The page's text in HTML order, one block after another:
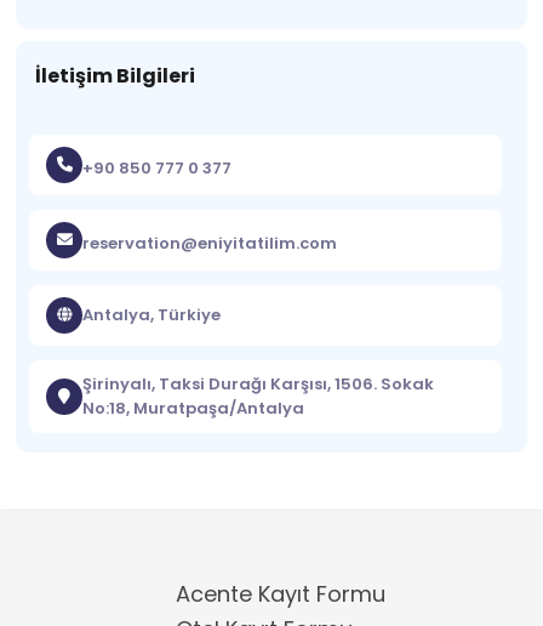
İletişim Bilgileri
+90 850 777 0 377
reservation@eniyitatilim.com
Antalya, Türkiye
Şirinyalı, Taksi Durağı Karşısı, 1506. Sokak
No:18, Muratpaşa/Antalya
Acente Kayıt Formu